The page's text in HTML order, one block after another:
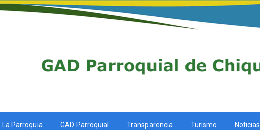
La Parroquia GAD Parroquial Transparencia Turismo Noticias